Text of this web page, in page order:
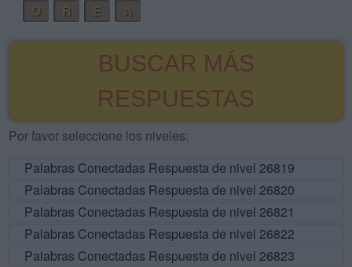
O
R E A
BUSCAR MÁS
RESPUESTAS
Por favor seleccione los niveles:
Palabras Conectadas Respuesta de nivel 26819
Palabras Conectadas Respuesta de nivel 26820
Palabras Conectadas Respuesta de nivel 26821
Palabras Conectadas Respuesta de nivel 26822
Palabras Conectadas Respuesta de nivel 26823